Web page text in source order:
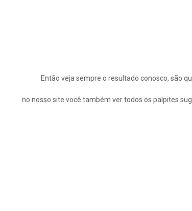
Então veja sempre o resultado conosco, são
no nosso site você também ver todos os palpites